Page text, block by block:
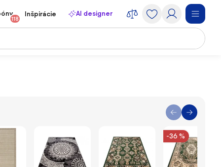
118
Inšpirácie AI designer
-36 %